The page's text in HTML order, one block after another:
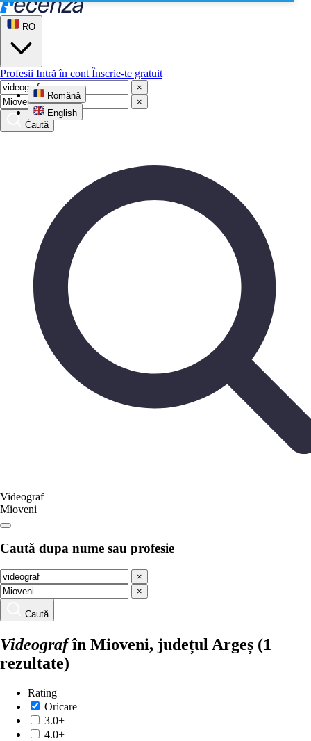
RO
Română
English
Profesii Intră în cont Înscrie-te gratuit
×
×
Caută
Videograf
Mioveni
Caută dupa nume sau profesie
×
×
Caută
Videografîn Mioveni, județul Argeș (1
rezultate)
Rating
Oricare
3.0+
4.0+